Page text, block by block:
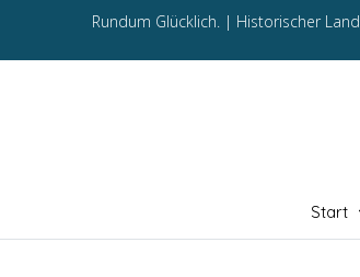
Rundum Glücklich. | Historischer
Start